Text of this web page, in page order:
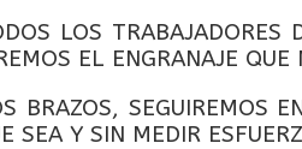
LOS
EL ENGRANAJE
BRAZOS, SEGUIREMOS
SEA Y SIN MEDIR